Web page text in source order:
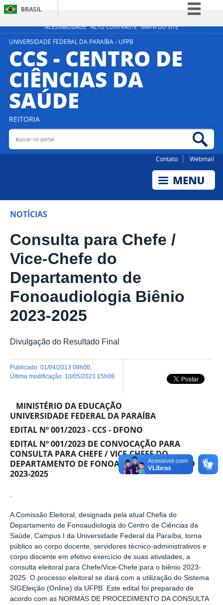
ACESSIBILIDADE ALTO CONTRASTE MAPA DO SITE
BRASIL
Simplifique!
Participe
Acesso à informação
Legislação
UNIVERSIDADE FEDERAL DA PARAÍBA - UFPB
CCS - CENTRO DE
CIÊNCIAS DA
SAÚDE
REITORIA
Buscar no portal
Contato Webmail
NOTÍCIAS
Consulta para Chefe /
Vice-Chefe do
Departamento de
Fonoaudiologia Biênio
2023-2025
Divulgação do Resultado Final
publicado: 01/04/2013 08h00
última modificação: 10/05/2023 15h08
MINISTÉRIO DA EDUCAÇÃO
UNIVERSIDADE FEDERAL DA PARAÍBA
EDITAL Nº 001/2023 - CCS - DFONO
EDITAL Nº 001/2023 DE CONVOCAÇÃO PARA
CONSULTA PARA CHEFE / VICE-CHEFE DO
DEPARTAMENTO DE FONOAUDIOLOGIA BIÊNIO
2023-2025
A Comissão Eleitoral, designada pela atual Chefia do
Departamento de Fonoaudiologia do Centro de Ciências da
Saúde, Campus I da Universidade Federal da Paraíba, torna
público ao corpo docente, servidores técnico-administrativos e
corpo discente em efetivo exercício de suas atividades, a
consulta eleitoral para Chefe/Vice-Chefe para o biênio 2023-
2025. O processo eleitoral se dará com a utilização do Sistema
SIGEleição (Online) da UFPB. Este edital foi preparado de
acordo com as NORMAS DE PROCEDIMENTO DA CONSULTA